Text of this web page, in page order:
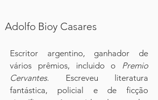
Adolfo Bioy Casares
Escritor argentino, ganhador de
vários prêmios, incluido o Premio
Cervantes. Escreveu literatura
fantástica, policial e de ficção